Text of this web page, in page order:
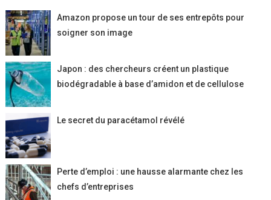
Amazon propose un tour de ses entrepôts pour
soigner son image
Japon : des chercheurs créent un plastique
biodégradable à base d’amidon et de cellulose
Le secret du paracétamol révélé
Perte d’emploi : une hausse alarmante chez les
chefs d’entreprises